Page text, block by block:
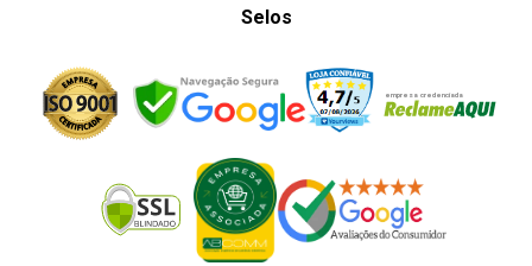
Selos